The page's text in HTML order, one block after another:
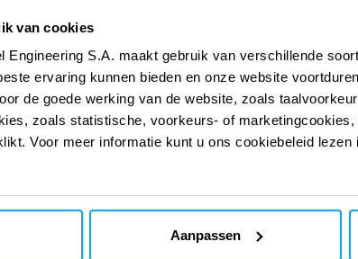
van cookies
Engineering S.A. maakt gebruik van verschillende
ervaring kunnen bieden en onze website
de goede werking van de website, zoals
zoals statistische, voorkeurs- of
Voor meer informatie kunt u ons cookiebeleid lezen
Aanpassen
Market
Beoordeling en